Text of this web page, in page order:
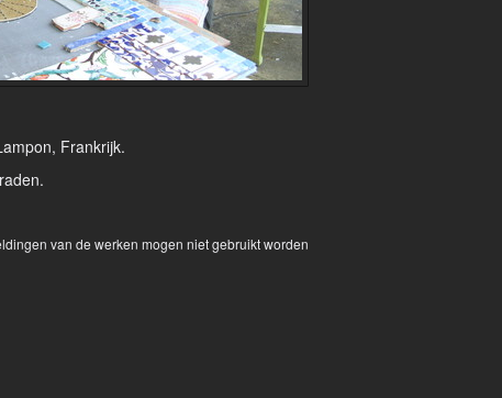
Frankrijk.
van de werken mogen niet gebruikt worden